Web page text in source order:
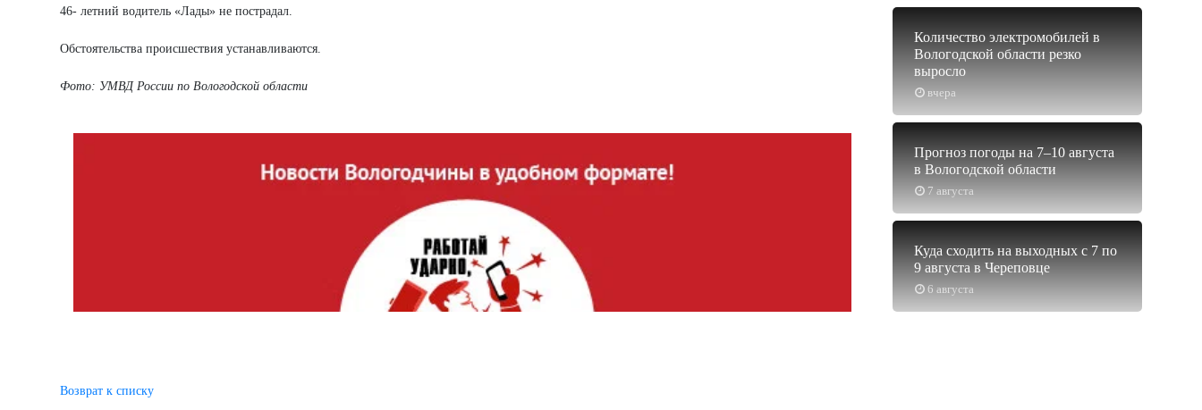
46- летний водитель «Лады» не пострадал.
Обстоятельства происшествия устанавливаются.
Фото: УМВД России по Вологодской области вчера
Количество электромобилей в
Вологодской области резко
выросло
7 августа
Прогноз погоды на 7–10 августа
в Вологодской области
6 августа
Куда сходить на выходных с 7 по
9 августа в Череповце
Возврат к списку